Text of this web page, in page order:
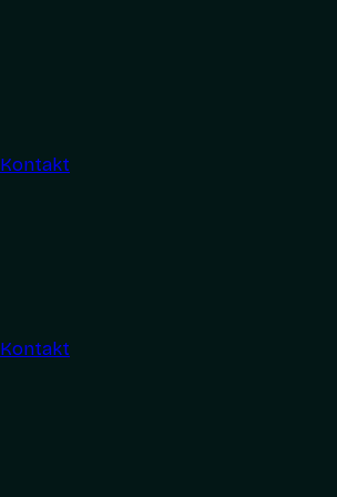
Kontakt
Kontakt